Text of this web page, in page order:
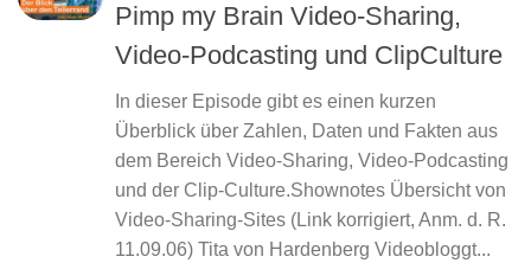
Pimp my Brain Video-Sharing,
Video-Podcasting und ClipCulture
In dieser Episode gibt es einen kurzen
Überblick über Zahlen, Daten und Fakten aus
dem Bereich Video-Sharing, Video-Podcasting
und der Clip-Culture.Shownotes Übersicht von
Video-Sharing-Sites (Link korrigiert, Anm. d. R.
11.09.06) Tita von Hardenberg Videobloggt...